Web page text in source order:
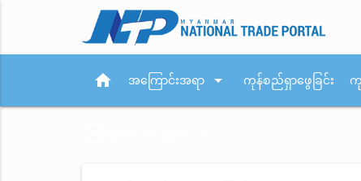
home အကြောင်းအရာ arrow_drop_down ကုန်စည်ရှာဖွေခြင်း